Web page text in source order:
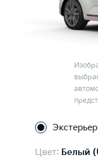
Экстерьер
Цвет: Белый